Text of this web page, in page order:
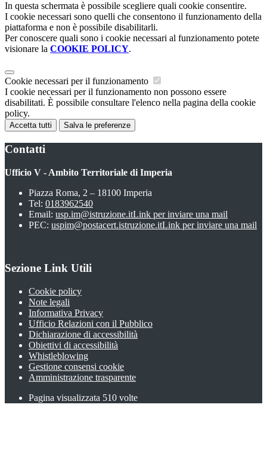
In questa schermata è possibile scegliere quali cookie consentire.
I cookie necessari sono quelli che consentono il funzionamento della
piattaforma e non è possibile disabilitarli.
Per conoscere quali sono i cookie necessari al funzionamento potete
visionare la COOKIE POLICY.
Cookie necessari per il funzionamento
I cookie necessari per il funzionamento non possono essere
disabilitati. È possibile consultare l'elenco nella pagina della cookie
policy.
Accetta tutti Salva le preferenze
Contatti
Ufficio V - Ambito Territoriale di Imperia
Piazza Roma, 2 – 18100 Imperia
Tel: 0183962540
Email: usp.im@istruzione.itLink per inviare una mail
PEC: uspim@postacert.istruzione.itLink per inviare una mail
Sezione Link Utili
Cookie policy
Note legali
Informativa Privacy
Ufficio Relazioni con il Pubblico
Dichiarazione di accessibilità
Obiettivi di accessibilità
Whistleblowing
Gestione consensi cookie
Amministrazione trasparente
Pagina visualizzata 510 volte